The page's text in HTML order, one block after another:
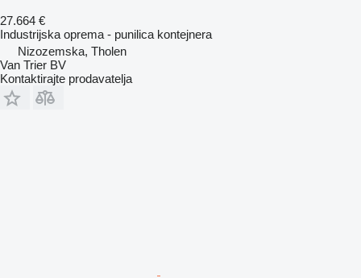
27.664 €
Industrijska oprema - punilica kontejnera
Nizozemska, Tholen
Van Trier BV
Kontaktirajte prodavatelja